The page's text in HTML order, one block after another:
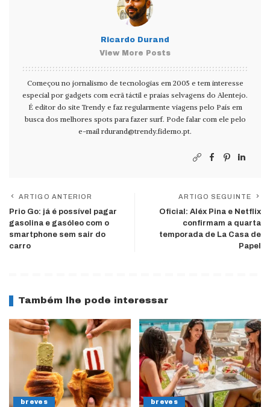
Ricardo Durand
View More Posts
Começou no jornalismo de tecnologias em 2005 e tem interesse
especial por gadgets com ecrã táctil e praias selvagens do Alentejo.
É editor do site Trendy e faz regularmente viagens pelo País em
busca dos melhores spots para fazer surf. Pode falar com ele pelo
e-mail rdurand@trendy.fidemo.pt.
ARTIGO ANTERIOR
Prio Go: já é possível pagar
gasolina e gasóleo com o
smartphone sem sair do
carro
ARTIGO SEGUINTE
Oficial: Aléx Pina e Netflix
confirmam a quarta
temporada de La Casa de
Papel
Também lhe pode interessar
breves breves